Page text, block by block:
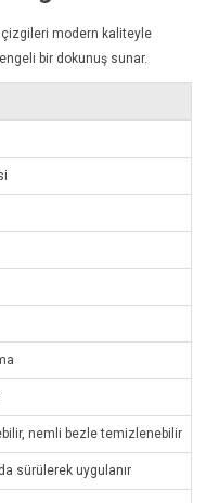
çizgileri modern kaliteyle
bir dokunuş sunar.
nemli bezle temizlenebilir
sürülerek uygulanır